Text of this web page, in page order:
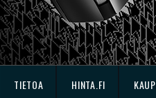
TIETOA HINTA.FI